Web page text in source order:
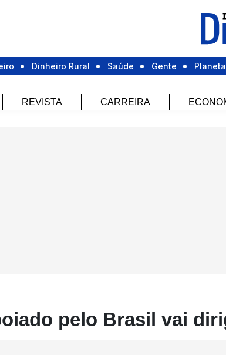
Dinheiro Rural Saúde Gente Planeta
REVISTA CARREIRA
pelo Brasil vai